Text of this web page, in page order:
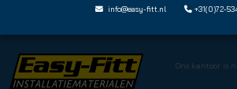
info@easy-fitt.nl +31(0)72-
Ons kantoor is